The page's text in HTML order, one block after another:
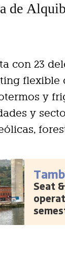
de
con 23
flexible
y
y
Seat